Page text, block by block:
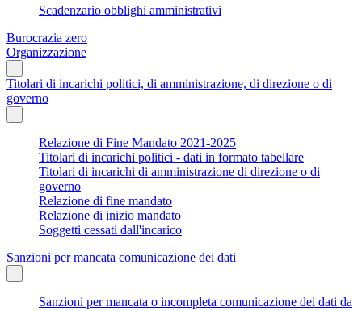
Scadenzario obblighi amministrativi
Burocrazia zero
Organizzazione
Titolari di incarichi politici, di amministrazione, di direzione o di
governo
Relazione di Fine Mandato 2021-2025
Titolari di incarichi politici - dati in formato tabellare
Titolari di incarichi di amministrazione di direzione o di
governo
Relazione di fine mandato
Relazione di inizio mandato
Soggetti cessati dall'incarico
Sanzioni per mancata comunicazione dei dati
Sanzioni per mancata o incompleta comunicazione dei dati da